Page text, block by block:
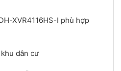
XVR4116HS-I phù hợp
dân cư